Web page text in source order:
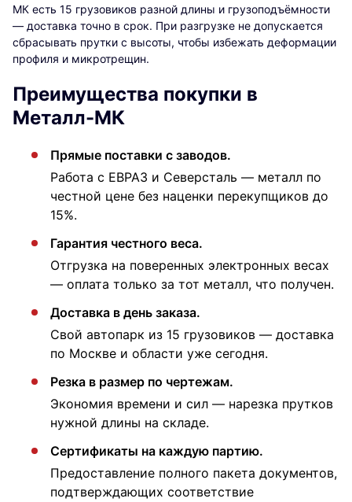
МК есть 15 грузовиков разной длины и грузоподъёмности
— доставка точно в срок. При разгрузке не допускается
сбрасывать прутки с высоты, чтобы избежать деформации
профиля и микротрещин.
Преимущества покупки в
Металл-МК
Прямые поставки с заводов.
Работа с ЕВРАЗ и Северсталь — металл по
честной цене без наценки перекупщиков до
15%.
Гарантия честного веса.
Отгрузка на поверенных электронных весах
— оплата только за тот металл, что получен.
Доставка в день заказа.
Свой автопарк из 15 грузовиков — доставка
по Москве и области уже сегодня.
Резка в размер по чертежам.
Экономия времени и сил — нарезка прутков
нужной длины на складе.
Сертификаты на каждую партию.
Предоставление полного пакета документов,
подтверждающих соответствие